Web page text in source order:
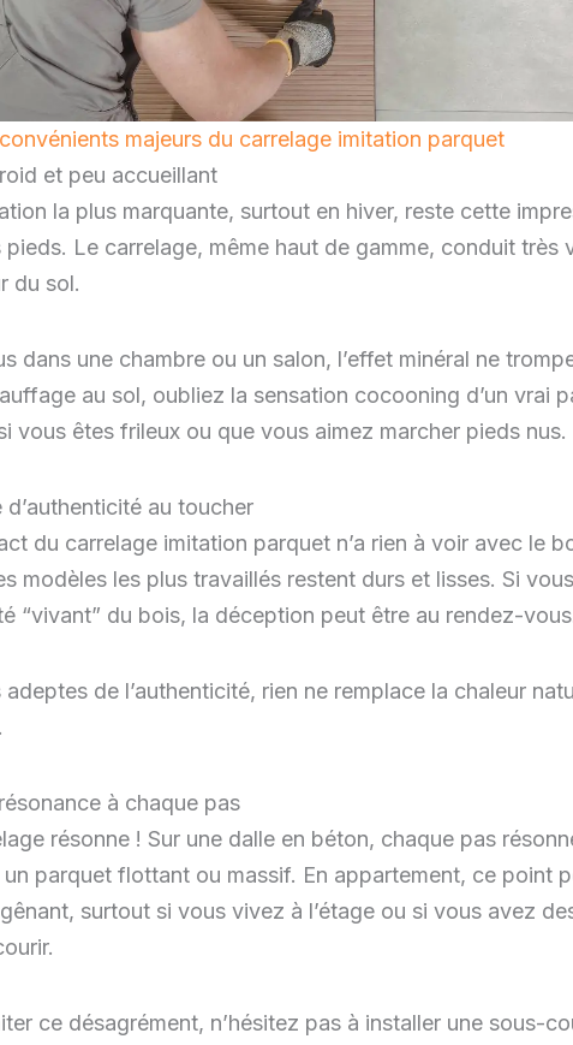
majeurs du carrelage imitation parquet
et peu accueillant
la plus marquante, surtout en hiver, reste cette
pieds. Le carrelage, même haut de gamme, conduit très
du sol.
dans une chambre ou un salon, l’effet minéral ne
au sol, oubliez la sensation cocooning d’un vrai
vous êtes frileux ou que vous aimez marcher pieds nus.
d’authenticité au toucher
du carrelage imitation parquet n’a rien à voir avec le
modèles les plus travaillés restent durs et lisses. Si
“vivant” du bois, la déception peut être au rendez-
adeptes de l’authenticité, rien ne remplace la chaleur
à chaque pas
résonne ! Sur une dalle en béton, chaque pas
un parquet flottant ou massif. En appartement, ce point
surtout si vous vivez à l’étage ou si vous avez
ce désagrément, n’hésitez pas à installer une sous-